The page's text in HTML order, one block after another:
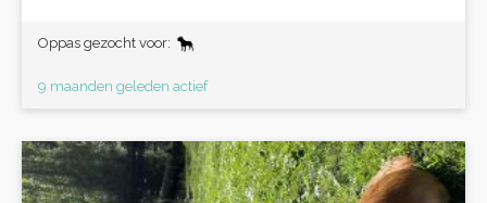
Oppas gezocht voor:
9 maanden geleden actief